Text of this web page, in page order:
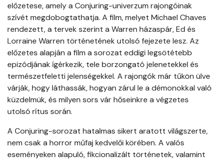
előzetese, amely a Conjuring-univerzum rajongóinak
szívét megdobogtathatja. A film, melyet Michael Chaves
rendezett, a tervek szerint a Warren házaspár, Ed és
Lorraine Warren történetének utolsó fejezete lesz. Az
előzetes alapján a film a sorozat eddigi legsötétebb
epizódjának ígérkezik, tele borzongató jelenetekkel és
természetfeletti jelenségekkel. A rajongók már tűkön ülve
várják, hogy láthassák, hogyan zárul le a démonokkal való
küzdelmük, és milyen sors vár hőseinkre a végzetes
utolsó rítus során.
A Conjuring-sorozat hatalmas sikert aratott világszerte,
nem csak a horror műfaj kedvelői körében. A valós
eseményeken alapuló, fikcionalizált történetek, valamint